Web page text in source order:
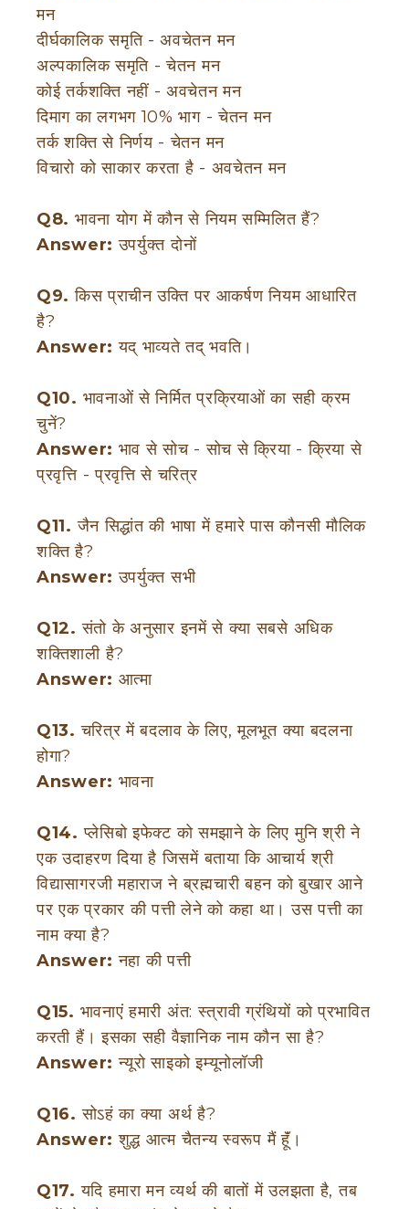
मन
दीर्घकालिक समृति - अवचेतन मन
अल्पकालिक समृति - चेतन मन
कोई तर्कशक्ति नहीं - अवचेतन मन
दिमाग का लगभग 10% भाग - चेतन मन
तर्क शक्ति से निर्णय - चेतन मन
विचारो को साकार करता है - अवचेतन मन
Q8. भावना योग में कौन से नियम सम्मिलित हैं?
Answer:उपर्युक्त दोनों
Q9.किस प्राचीन उक्ति पर आकर्षण नियम आधारित
है?
Answer:यद् भाव्यते तद् भवति।
Q10. भावनाओं से निर्मित प्रक्रियाओं का सही क्रम
चुनें?
Answer: भाव से सोच - सोच से क्रिया - क्रिया से
प्रवृत्ति - प्रवृत्ति से चरित्र
Q11.जैन सिद्धांत की भाषा में हमारे पास कौनसी मौलिक
शक्ति है?
Answer:उपर्युक्त सभी
Q12.संतो के अनुसार इनमें से क्या सबसे अधिक
शक्तिशाली है?
Answer: आत्मा
Q13.चरित्र में बदलाव के लिए, मूलभूत क्या बदलना
होगा?
Answer: भावना
Q14.प्लेसिबो इफेक्ट को समझाने के लिए मुनि श्री ने
एक उदाहरण दिया है जिसमें बताया कि आचार्य श्री
विद्यासागरजी महाराज ने ब्रह्मचारी बहन को बुखार आने
पर एक प्रकार की पत्ती लेने को कहा था। उस पत्ती का
नाम क्या है?
Answer:नहा की पत्ती
Q15. भावनाएं हमारी अंत: स्त्रावी ग्रंथियों को प्रभावित
करती हैं। इसका सही वैज्ञानिक नाम कौन सा है?
Answer:न्यूरो साइको इम्यूनोलॉजी
Q16.सोऽहं का क्या अर्थ है?
Answer:शुद्ध आत्म चैतन्य स्वरूप मैं हूॅं।
Q17.यदि हमारा मन व्यर्थ की बातों में उलझता है, तब